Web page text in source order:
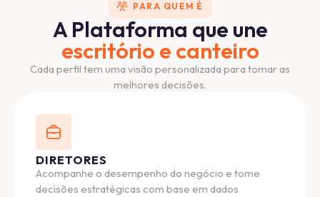
PARA QUEM É
A Plataforma que une
escritório e canteiro
Cada perfil tem uma visão personalizada para tomar as
melhores decisões.
DIRETORES
Acompanhe o desempenho do negócio e tome
decisões estratégicas com base em dados